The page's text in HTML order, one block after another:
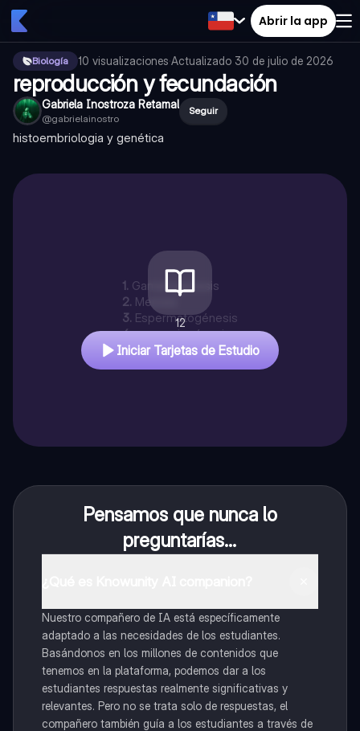
Abrir la app
Biología 10 visualizaciones·Actualizado 30 de julio de 2026
reproducción y fecundación
Gabriela Inostroza Retamal
@gabrielainostro
Seguir
histoembriologia y genética
1. Gametogenesis
2. Meiosis
3. Espermatogénesis
4. espermiogénesis
12
Iniciar Tarjetas de Estudio
Pensamos que nunca lo
preguntarías...
Nuestro compañero de IA está específicamente
adaptado a las necesidades de los estudiantes.
Basándonos en los millones de contenidos que
tenemos en la plataforma, podemos dar a los
estudiantes respuestas realmente significativas y
relevantes. Pero no se trata solo de respuestas, el
compañero también guía a los estudiantes a través de